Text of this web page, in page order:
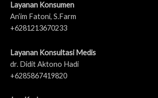
Layanan Konsumen
An’im Fatoni, S.Farm
+6281213670233
Layanan Konsultasi Medis
dr. Didit Aktono Hadi
+6285867419820